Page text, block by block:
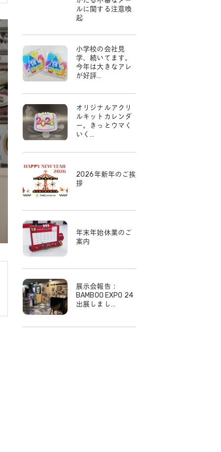
ルに関する注意喚
起
小学校の会社見
学、続いてます。
今年は大きなアレ
が好評…
オリジナルアクリ
ルキットカレンダ
ー。きっとウマく
いく…
2026年新年のご挨
拶
年末年始休業のご
案内
展示会報告：
BAMBOO EXPO 24
出展しまし…